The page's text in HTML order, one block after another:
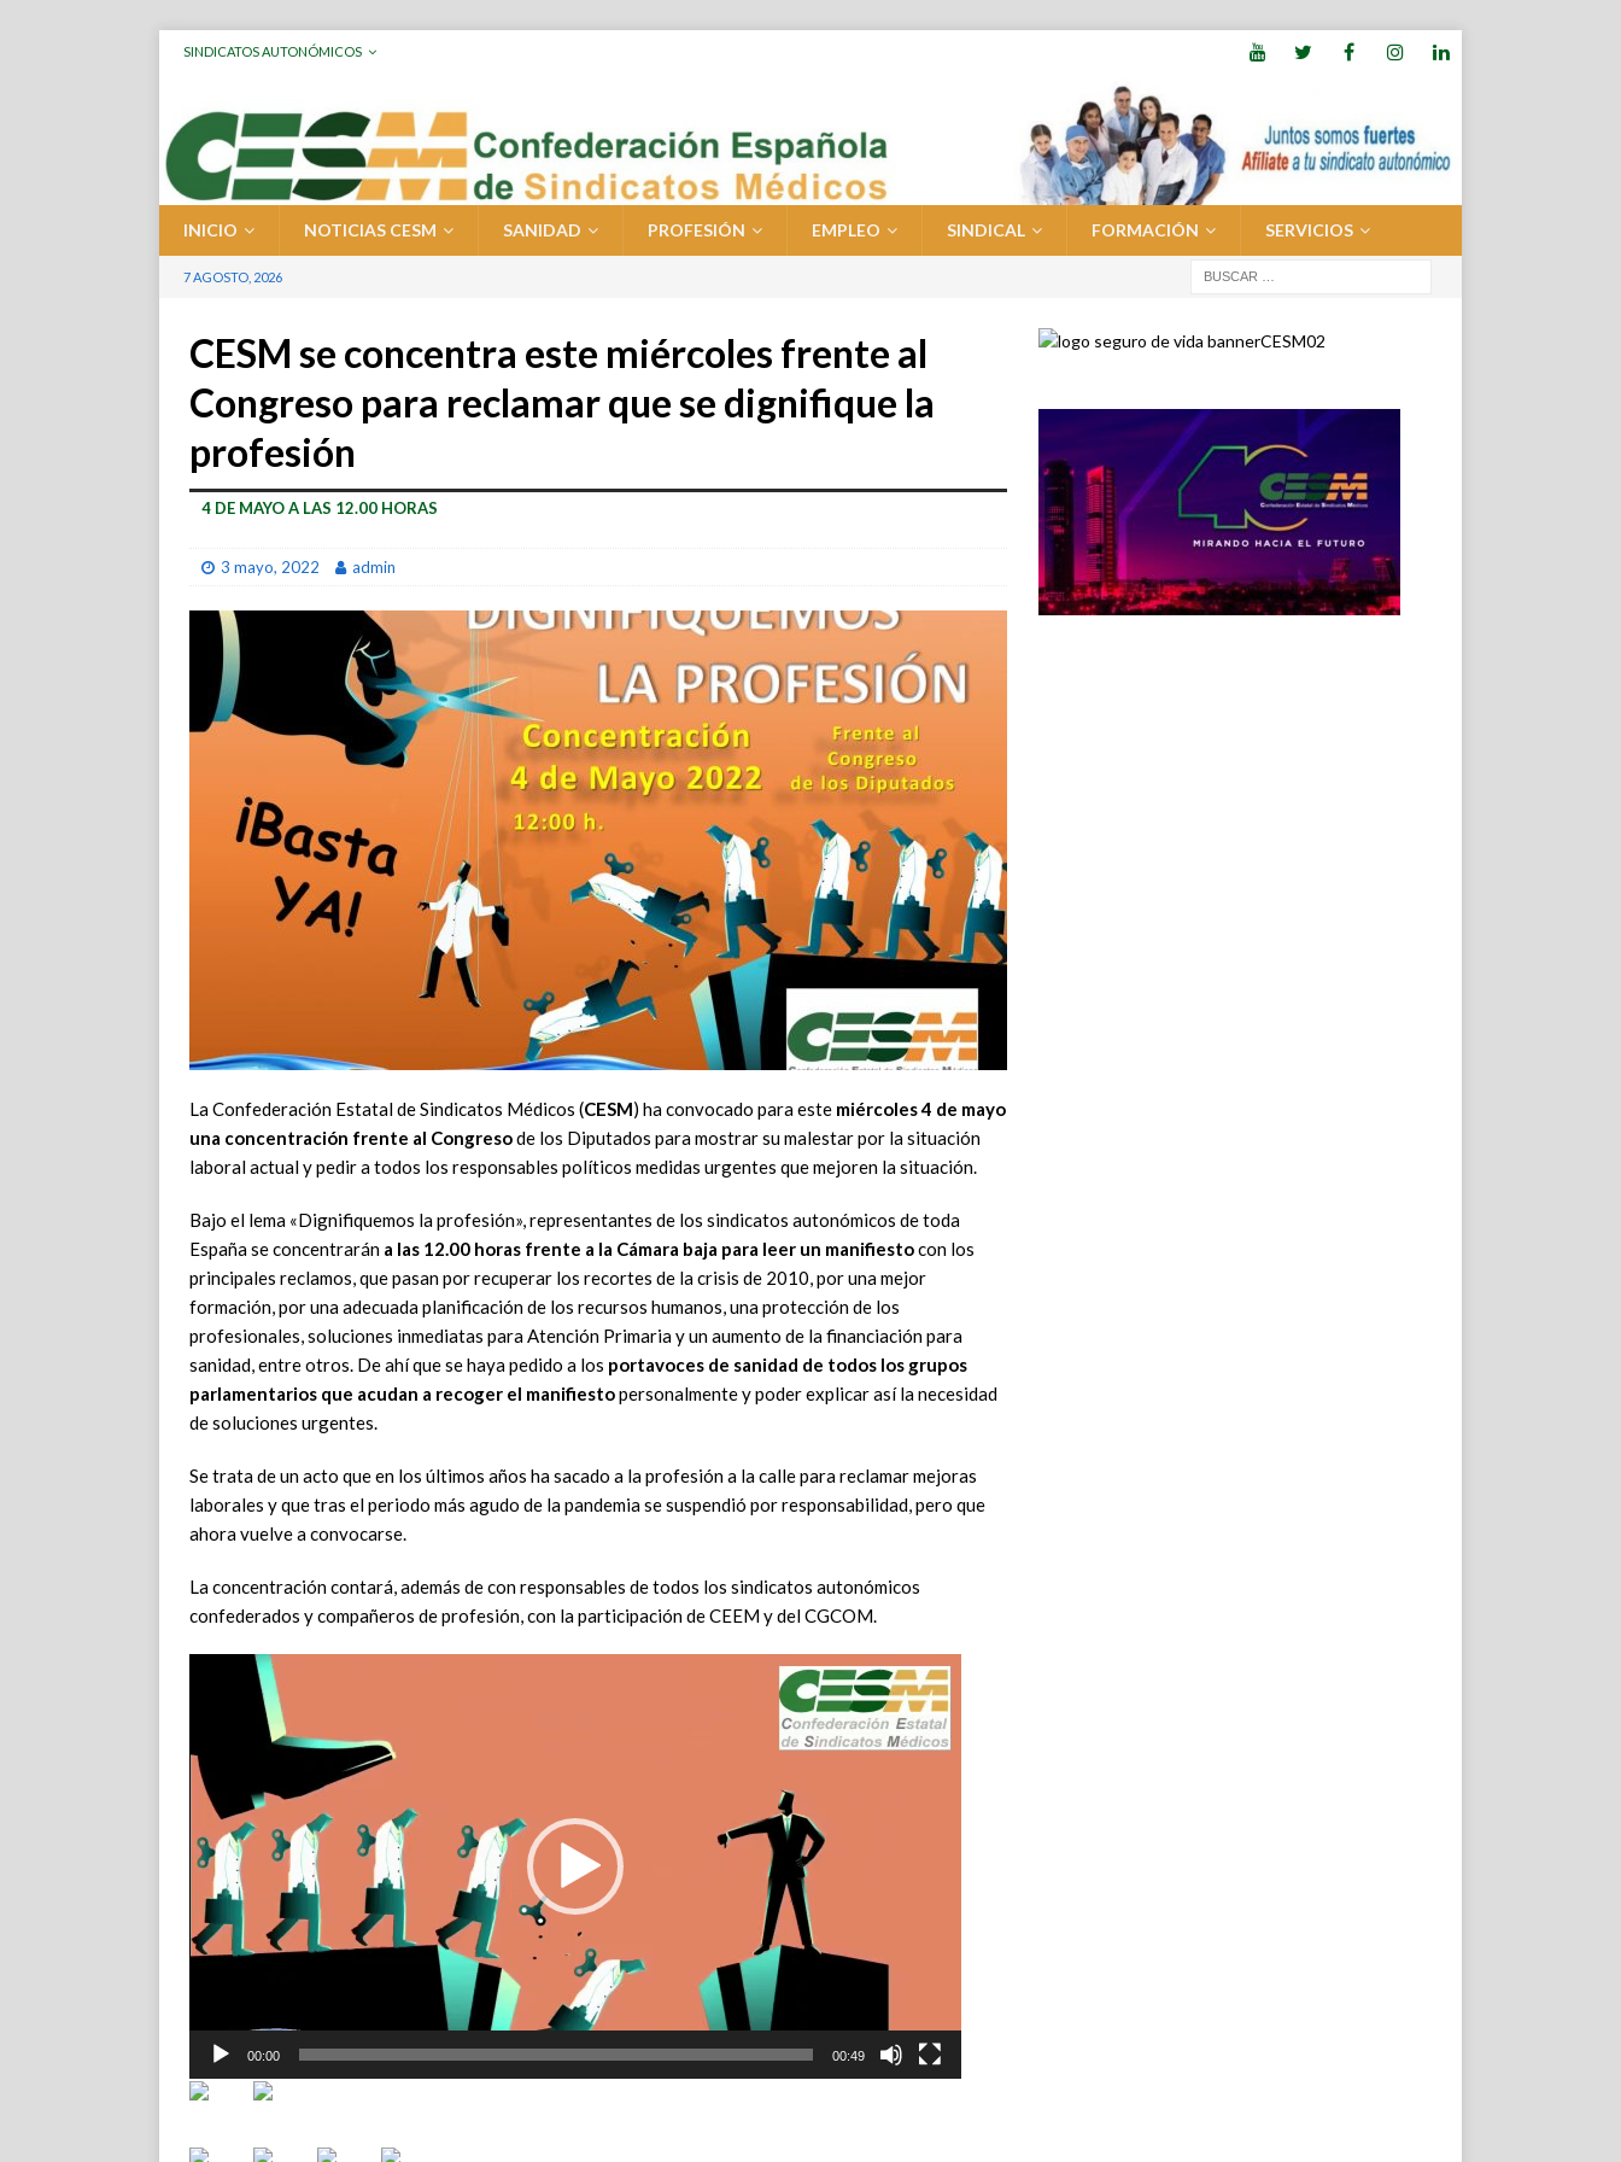
SINDICATOS AUTONÓMICOS
INICIO NOTICIAS CESM SANIDAD PROFESIÓN EMPLEO SINDICAL FORMACIÓN SERVICIOS
7 AGOSTO, 2026
CESM se concentra este miércoles frente al
Congreso para reclamar que se dignifique la
profesión
4 DE MAYO A LAS 12.00 HORAS
3 mayo, 2022 admin
La Confederación Estatal de Sindicatos Médicos (CESM) ha convocado para este miércoles 4 de mayo
una concentración frente al Congresode los Diputados para mostrar su malestar por la situación
laboral actual y pedir a todos los responsables políticos medidas urgentes que mejoren la situación.
Bajo el lema «Dignifiquemos la profesión», representantes de los sindicatos autonómicos de toda
España se concentrarán a las 12.00 horas frente a la Cámara baja para leer un manifiestocon los
principales reclamos, que pasan por recuperar los recortes de la crisis de 2010, por una mejor
formación, por una adecuada planificación de los recursos humanos, una protección de los
profesionales, soluciones inmediatas para Atención Primaria y un aumento de la financiación para
sanidad, entre otros. De ahí que se haya pedido a los portavoces de sanidad de todos los grupos
parlamentarios que acudan a recoger el manifiestopersonalmente y poder explicar así la necesidad
de soluciones urgentes.
Se trata de un acto que en los últimos años ha sacado a la profesión a la calle para reclamar mejoras
laborales y que tras el periodo más agudo de la pandemia se suspendió por responsabilidad, pero que
ahora vuelve a convocarse.
La concentración contará, además de con responsables de todos los sindicatos autonómicos
confederados y compañeros de profesión, con la participación de CEEM y del CGCOM.
Reproductor
00:00 00:49